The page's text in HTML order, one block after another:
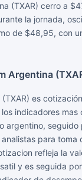
(TXAR) cerro a
la jornada,
de $48,95, con
Argentina
es
los indicadores
argentino, seguido
para toma
refleja la
y es seguida